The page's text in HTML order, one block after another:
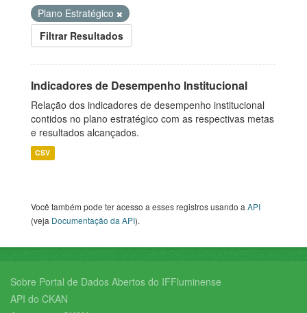
Plano Estratégico
Filtrar Resultados
Indicadores de Desempenho Institucional
Relação dos indicadores de desempenho institucional
contidos no plano estratégico com as respectivas metas
e resultados alcançados.
CSV
Você também pode ter acesso a esses registros usando aAPI
(veja Documentação da API).
Sobre Portal de Dados Abertos do IFFluminense
API do CKAN